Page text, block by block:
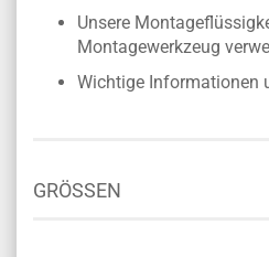
Unsere
Montagewerkzeug
Wichtige Informationen
GRÖSSEN